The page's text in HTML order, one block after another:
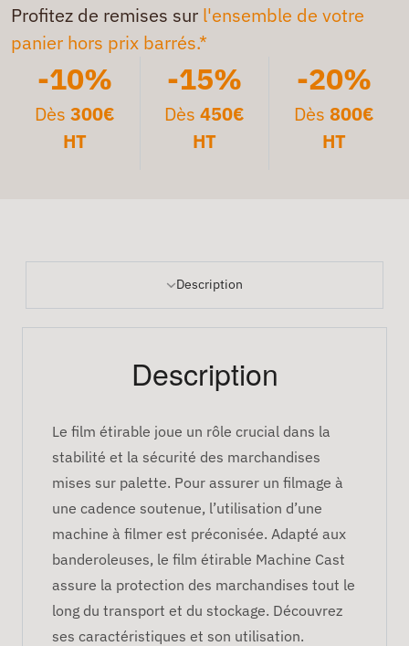
Profitez de remises sur l'ensemble de votre
panier hors prix barrés.*
-10%
Dès300€
HT
-15%
Dès 450€
HT
-20%
Dès 800€
HT
Description
Description
Le film étirable joue un rôle crucial dans la
stabilité et la sécurité des marchandises
mises sur palette. Pour assurer un filmage à
une cadence soutenue, l’utilisation d’une
machine à filmer est préconisée. Adapté aux
banderoleuses, le film étirable Machine Cast
assure la protection des marchandises tout le
long du transport et du stockage. Découvrez
ses caractéristiques et son utilisation.